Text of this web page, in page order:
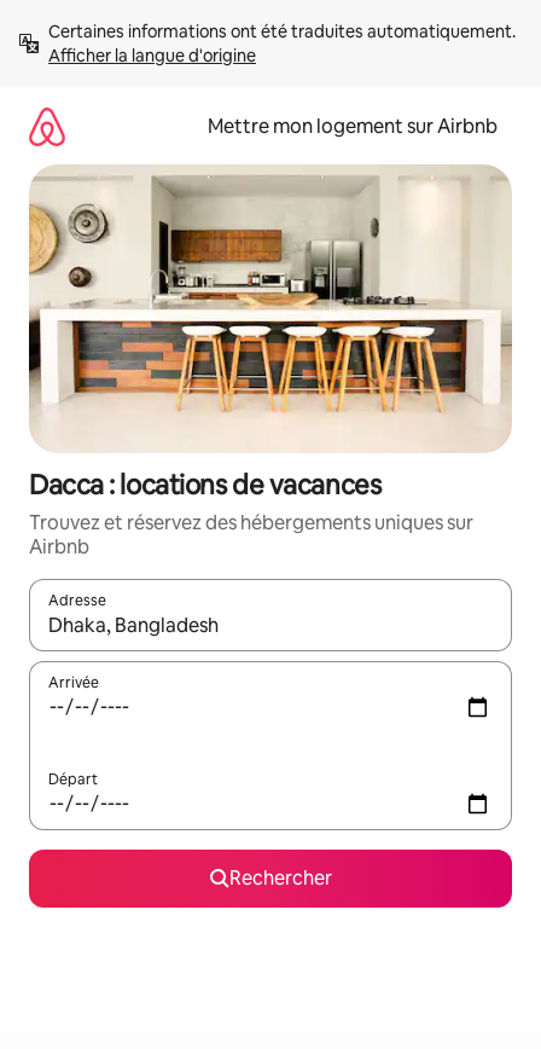
directement
Afficher la langue d'origine
Mettre mon logement sur Airbnb
Dacca : locations de vacances
Trouvez et réservez des hébergements uniques sur
Airbnb
Adresse
Lorsque les résultats s'affichent, utilisez les flèches vers le
Arrivée
Départ
Rechercher